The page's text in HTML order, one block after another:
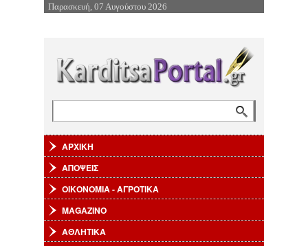
Επιστροφή στην Πλοήγηση
Παρασκευή, 07 Αυγούστου 2026
ΑΡΧΙΚΗ
ΑΠΟΨΕΙΣ
ΟΙΚΟΝΟΜΙΑ - ΑΓΡΟΤΙΚΑ
MAGAZINO
ΑΘΛΗΤΙΚΑ